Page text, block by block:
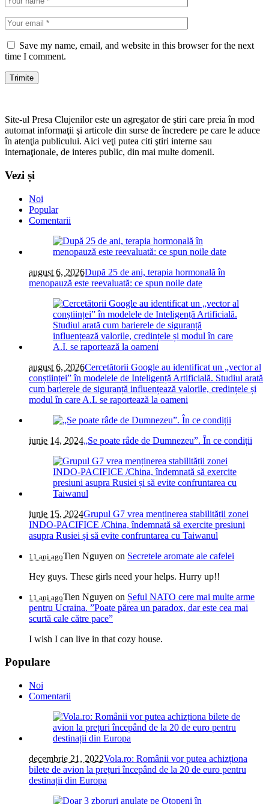
Save my name, email, and website in this browser for the next
time I comment.
Site-ul Presa Clujenilor este un agregator de ştiri care preia în mod
automat informaţii şi articole din surse de încredere pe care le aduce
în atenţia publicului. Aici veţi putea citi ştiri interne sau
internaţionale, de interes public, din mai multe domenii.
Vezi și
Noi
Popular
Comentarii
august 6, 2026După 25 de ani, terapia hormonală în
menopauză este reevaluată: ce spun noile date
august 6, 2026Cercetătorii Google au identificat un „vector al
conștiinței” în modelele de Inteligență Artificială. Studiul arată
cum barierele de siguranță influențează valorile, credințele și
modul în care A.I. se raportează la oameni
iunie 14, 2024„Se poate râde de Dumnezeu”. În ce condiții
iunie 15, 2024Grupul G7 vrea menținerea stabilității zonei
INDO-PACIFICE /China, îndemnată să exercite presiuni
asupra Rusiei și să evite confruntarea cu Taiwanul
11 ani agoTien Nguyen on Secretele aromate ale cafelei
Hey guys. These girls need your helps. Hurry up!!
11 ani agoTien Nguyen on Șeful NATO cere mai multe arme
pentru Ucraina. ”Poate părea un paradox, dar este cea mai
scurtă cale către pace”
I wish I can live in that cozy house.
Populare
Noi
Comentarii
decembrie 21, 2022Vola.ro: Românii vor putea achizționa
bilete de avion la prețuri începând de la 20 de euro pentru
destinații din Europa